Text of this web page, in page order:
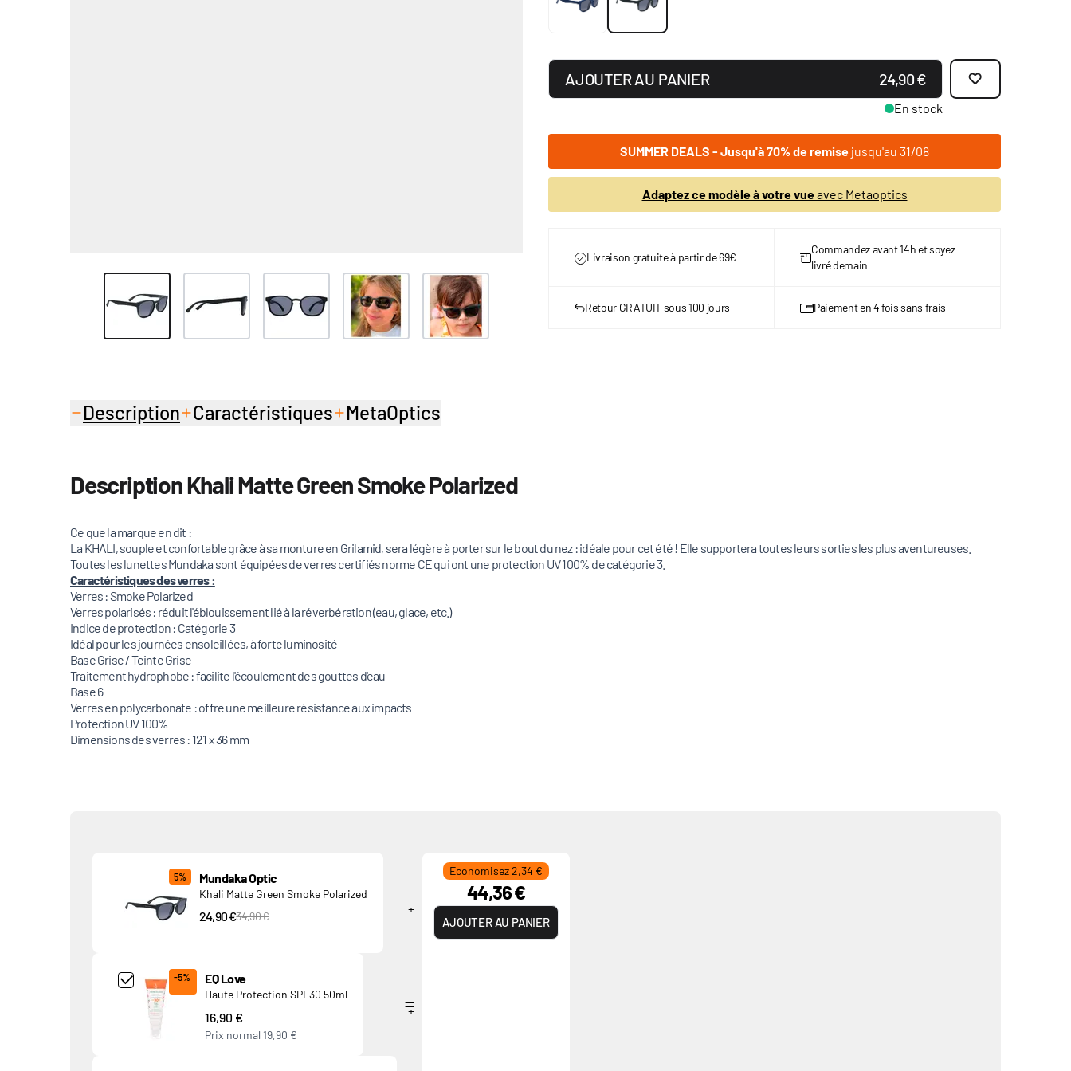
View larger imageView larger imageView larger image
AJOUTER AU PANIER 24,90 €
En stock
SUMMER DEALS - Jusqu'à 70% de remise jusqu'au 31/08
Adaptez ce modèle à votre vueavec Metaoptics
Livraison gratuite à partir de 69€
Commandez avant 14h et soyez
livré demain
Retour GRATUIT sous 100 jours Paiement en 4 fois sans frais
Description Caractéristiques MetaOptics
Description Khali Matte Green Smoke Polarized
Ce que la marque en dit :
La KHALI, souple et confortable grâce à sa monture en Grilamid, sera légère à porter sur le bout du nez : idéale pour cet été ! Elle supportera toutes leurs sorties les plus aventureuses.
Toutes les lunettes Mundaka sont équipées de verres certifiés norme CE qui ont une protection UV 100% de catégorie 3.
Caractéristiques des verres :
Verres : Smoke Polarized
Verres polarisés : réduit l'éblouissement lié à la réverbération (eau, glace, etc.)
Indice de protection : Catégorie 3
Idéal pour les journées ensoleillées, à forte luminosité
Base Grise / Teinte Grise
Traitement hydrophobe : facilite l'écoulement des gouttes d'eau
Base 6
Verres en polycarbonate : offre une meilleure résistance aux impacts
Protection UV 100%
Dimensions des verres : 121 x 36 mm
5% Mundaka Optic
Khali Matte Green Smoke Polarized
24,90 €PVC Price
34,90 €
Add Product MjQ4MTk= undefined
-5% EQ Love
Haute Protection SPF30 50ml
16,90 €
Prix normal 19,90 €
Économisez 2,34 €
44,36 €
AJOUTER AU PANIER